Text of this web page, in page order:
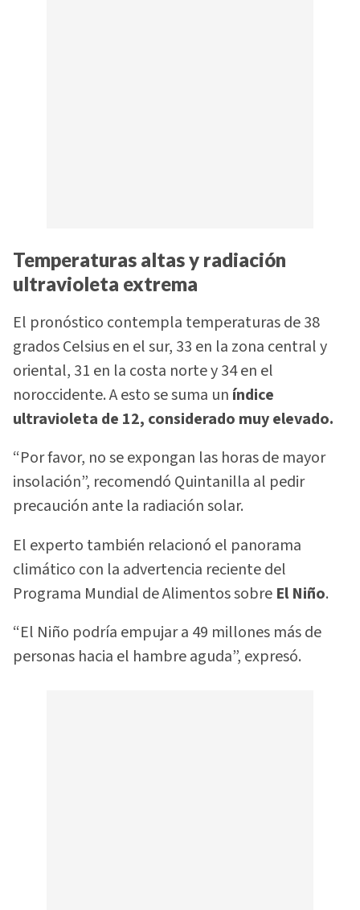
Temperaturas altas y radiación
ultravioleta extrema
El pronóstico contempla temperaturas de 38
grados Celsius en el sur, 33 en la zona central y
oriental, 31 en la costa norte y 34 en el
noroccidente. A esto se suma un índice
ultravioleta de 12, considerado muy elevado.
“Por favor, no se expongan las horas de mayor
insolación”, recomendó Quintanilla al pedir
precaución ante la radiación solar.
El experto también relacionó el panorama
climático con la advertencia reciente del
Programa Mundial de Alimentos sobre El Niño.
“El Niño podría empujar a 49 millones más de
personas hacia el hambre aguda”, expresó.